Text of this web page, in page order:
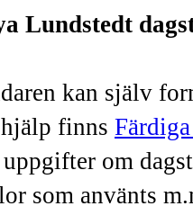
Lundstedt
kan själv
finns
om
som använts